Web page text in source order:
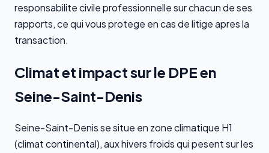
responsabilite civile professionnelle sur chacun de ses
rapports, ce qui vous protege en cas de litige apres la
transaction.
Climat et impact sur le DPE en
Seine-Saint-Denis
Seine-Saint-Denis se situe en zone climatique H1
(climat continental), aux hivers froids qui pesent sur les